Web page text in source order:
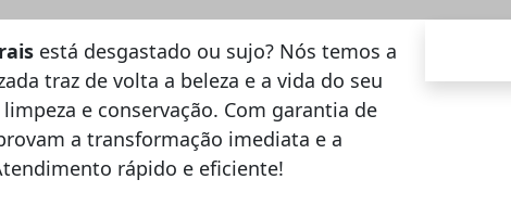
está desgastado ou sujo? Nós temos a
traz de volta a beleza e a vida do seu
e conservação. Com garantia de
a transformação imediata e a
rápido e eficiente!